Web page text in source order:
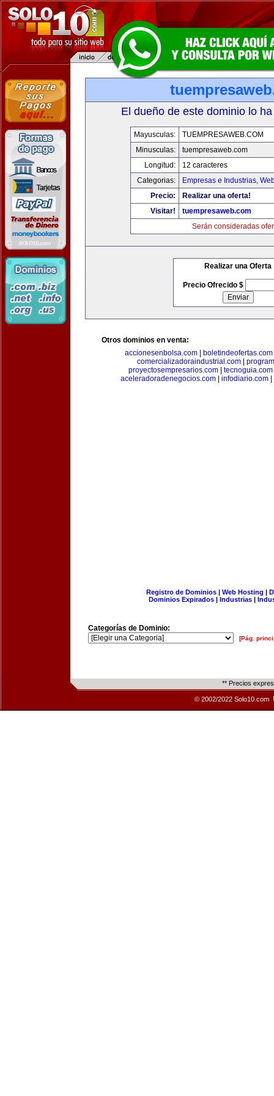
El dueño de este dominio lo
Mayusculas:
TUEMPRESAWEB.COM
Minusculas:
tuempresaweb.com
Longitud:
12 caracteres
Categorias:
Empresas e Industrias,
Precio:
Realizar una oferta!
Visitar!
tuempresaweb.com
Serán consideradas
Realizar una Oferta
Precio Ofrecido $
Otros dominios en venta:
accionesenbolsa.com
boletindeofertas.com
comercializadoraindustrial.com
proyectosempresarios.com
tecnoguia.com
aceleradoradenegocios.com| infodiario.com|
Registro de Dominios| Web Hosting |
Dominios Expirados | Industrias |
Categorías de Dominio:
[Pág.
** Precios
© 2002/2022 Solo10.com